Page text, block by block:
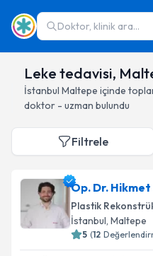
Doktor, klinik ara...
Leke tedavisi,
İstanbul Maltepe içinde
doktor - uzman bulundu
Filtrele
Op. Dr.
Plastik
İstanbul, Maltepe
5 (12